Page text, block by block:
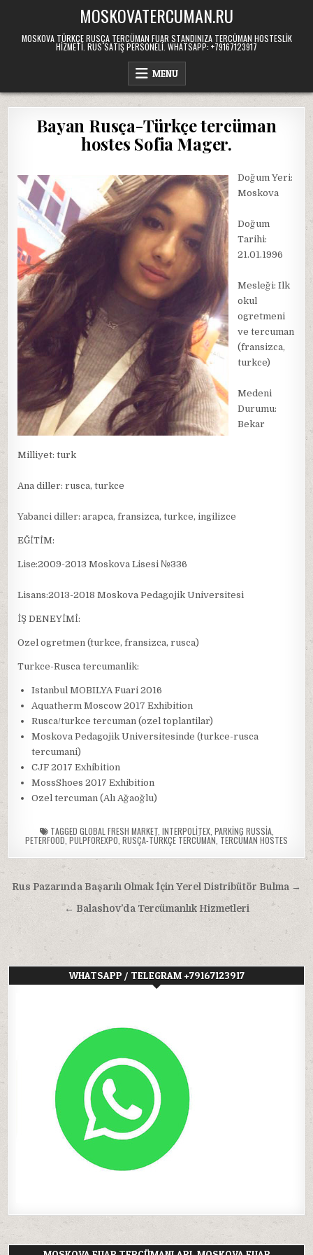
content
MOSKOVATERCUMAN.RU
MOSKOVA TÜRKÇE RUSÇA TERCÜMAN FUAR STANDINIZA TERCÜMAN HOSTESLIK
HIZMETI. RUS SATIŞ PERSONELI. WHATSAPP: +79167123917
MENU
Bayan Rusça-Türkçe tercüman
hostes Sofia Mager.
Doğum Yeri:
Moskova
Doğum
Tarihi:
21.01.1996
Mesleği: Ilk
okul
ogretmeni
ve tercuman
(fransizca,
turkce)
Medeni
Durumu:
Bekar
Milliyet: turk
Ana diller: rusca, turkce
Yabanci diller: arapca, fransizca, turkce, ingilizce
EĞİTİM:
Lisе:2009-2013 Moskova Lisesi №336
Lisans:2013-2018 Moskova Pedagojik Universitesi
İŞ DENEYİMİ:
Ozel ogretmen (turkce, fransizca, rusca)
Turkce-Rusca tercumanlik:
Istanbul MOBILYA Fuari 2016
Aquatherm Moscow 2017 Exhibition
Rusca/turkce tercuman (ozel toplantilar)
Moskova Pedagojik Universitesinde (turkce-rusca
tercumani)
CJF 2017 Exhibition
MossShoes 2017 Exhibition
Ozel tercuman (Alı Ağaoğlu)
TAGGED GLOBAL FRESH MARKET, INTERPOLITEX, PARKING RUSSIA,
PETERFOOD PULPFOREXPO RUSÇA-TÜRKÇE TERCÜMAN TERCÜMAN HOSTES
Yazı
gezinmesi
Rus Pazarında Başarılı Olmak İçin Yerel Distribütör Bulma →
← Balashov’da Tercümanlık Hizmetleri
WHATSAPP / TELEGRAM +79167123917